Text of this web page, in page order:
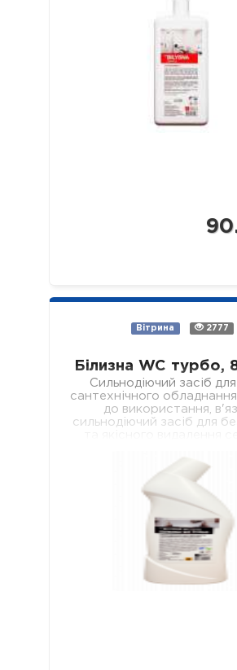
Вітрина 2777
Білизна WC турбо,
Сильнодіючий засіб
сантехнічного
до використання,
сильнодіючий засіб для
відкладень з внутрішніх